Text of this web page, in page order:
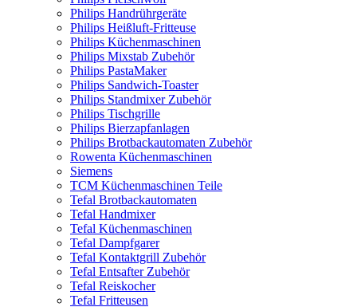
Philips Handrührgeräte
Philips Heißluft-Fritteuse
Philips Küchenmaschinen
Philips Mixstab Zubehör
Philips PastaMaker
Philips Sandwich-Toaster
Philips Standmixer Zubehör
Philips Tischgrille
Philips Bierzapfanlagen
Philips Brotbackautomaten Zubehör
Rowenta Küchenmaschinen
Siemens
TCM Küchenmaschinen Teile
Tefal Brotbackautomaten
Tefal Handmixer
Tefal Küchenmaschinen
Tefal Dampfgarer
Tefal Kontaktgrill Zubehör
Tefal Entsafter Zubehör
Tefal Reiskocher
Tefal Fritteusen